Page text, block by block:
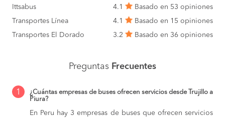
Ittsabus 4.1
Basado en 53 opiniones
Transportes Línea
4.1
Basado en 15 opiniones
Transportes El Dorado
3.2 Basado en 36 opiniones
Preguntas Frecuentes
1
¿Cuántas empresas de buses ofrecen servicios desde Trujillo a
Piura?
En Peru hay 3 empresas de buses que ofrecen servicios